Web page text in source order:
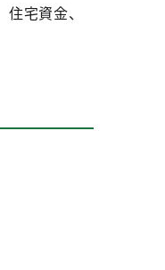
宅資金、